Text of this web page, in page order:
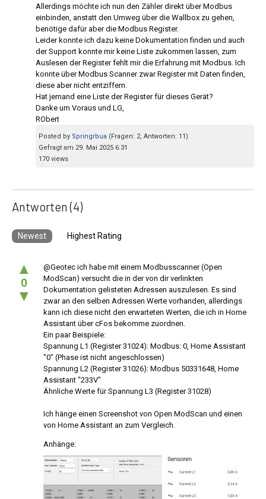
Allerdings möchte ich nun den Zähler direkt über Modbus
einbinden, anstatt den Umweg über die Wallbox zu gehen,
benötige dafür aber die Modbus Register.
Leider konnte ich dazu keine Dokumentation finden und auch
der Support konnte mir keine Liste zukommen lassen, zum
Auslesen der Register fehlt mir die Erfahrung mit Modbus. Ich
konnte über Modbus Scanner zwar Register mit Daten finden,
diese aber nicht entziffern.
Hat jemand eine Liste der Register für dieses Gerät?
Danke um Voraus und LG,
RObert
Posted by Springrbua (Fragen: 2, Antworten: 11)
Gefragt am 29. Mai 2025 6:31
170 views
Antworten(4)
Newest Highest Rating
▲
0
▼
@Geotec ich habe mit einem Modbusscanner (Open
ModScan) versucht die in der von dir verlinkten
Dokumentation gelisteten Adressen auszulesen. Es sind
zwar an den selben Adressen Werte vorhanden, allerdings
kann ich diese nicht den erwarteten Werten, die ich in Home
Assistant über cFos bekomme zuordnen.
Ein paar Beispiele:
Spannung L1 (Register 31024): Modbus: 0, Home Assistant
"0" (Phase ist nicht angeschlossen)
Spannung L2 (Register 31026): Modbus 50331648, Home
Assistant "233V"
Ähnliche Werte für Spannung L3 (Register 31028)
Ich hänge einen Screenshot von Open ModScan und einen
von Home Assistant an zum Vergleich.
Anhänge: